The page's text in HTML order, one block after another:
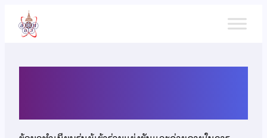
เนื้อหา